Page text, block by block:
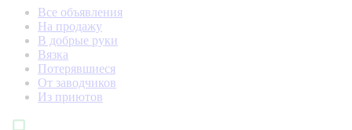
Все объявления
На продажу
В добрые руки
Вязка
Потерявшиеся
От заводчиков
Из приютов